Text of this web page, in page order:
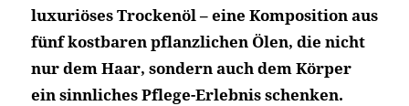
luxuriöses Trockenöl – eine Komposition aus
fünf kostbaren pflanzlichen Ölen, die nicht
nur dem Haar, sondern auch dem Körper
ein sinnliches Pflege-Erlebnis schenken.